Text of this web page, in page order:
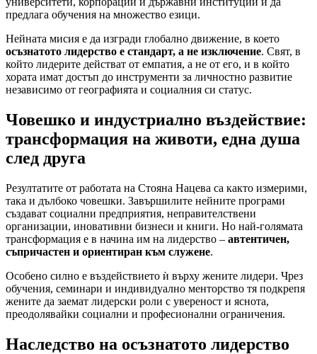
предлага обучения на множество езици.
Нейната мисия е да изгради глобално движение, в което
осъзнатото лидерство е стандарт, а не изключение. Свят, в
който лидерите действат от емпатия, а не от его, и в който
хората имат достъп до инструменти за личностно развитие
независимо от географията и социалния си статус.
Човешко и индустриално въздействие:
трансформация на животи, една душа
след друга
Резултатите от работата на Стояна Нацева са както измерими,
така и дълбоко човешки. Завършилите нейните програми
създават социални предприятия, неправителствени
организации, иновативни бизнеси и книги. Но най-голямата
трансформация е в начина им на лидерство – автентичен,
съпричастен и ориентиран към служене.
Особено силно е въздействието ѝ върху жените лидери. Чрез
обучения, семинари и индивидуално менторство тя подкрепя
жените да заемат лидерски роли с увереност и яснота,
преодолявайки социални и професионални ограничения.
Наследство на осъзнатото лидерство